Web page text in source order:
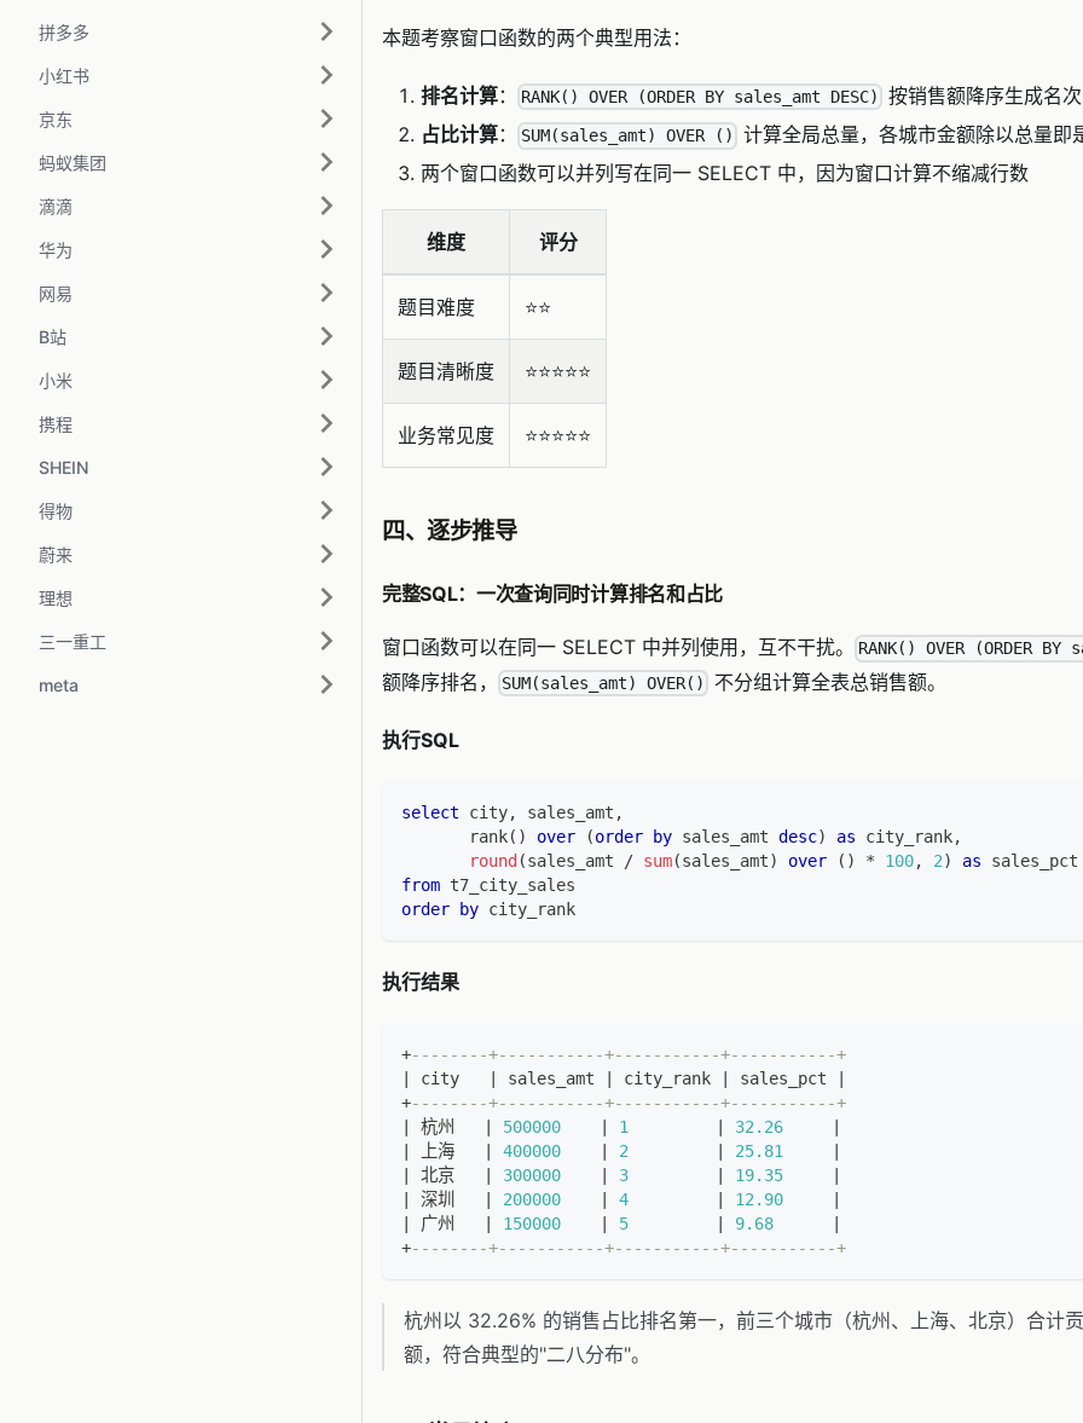
拼多多
小红书
京东
蚂蚁集团
滴滴
华为
网易
B站
小米
携程
SHEIN
得物
蔚来
理想
三一重工
meta
本题考察窗口函数的两个典型用法：
排名计算： RANK() OVER (ORDER BY sales_amt DESC)
按销售额降序生成名次
占比计算： SUM(sales_amt) OVER ()
计算全局总量，各城市金额除以总量即
两个窗口函数可以并列写在同一 SELECT 中，因为窗口计算不缩减行数
维度 评分
题目难度 ⭐️⭐️
题目清晰度 ⭐️⭐️⭐️⭐️⭐️
业务常见度 ⭐️⭐️⭐️⭐️⭐️
四、逐步推导
完整SQL：一次查询同时计算排名和占比
窗口函数可以在同一 SELECT 中并列使用，互不干扰。 RANK() OVER (ORDER BY
额降序排名， SUM(sales_amt) OVER() 不分组计算全表总销售额。
执行SQL
select city, sales_amt ,
       rank
( ) over (order by sales_amt desc) as city_rank,
round (sales_amt / sum(sales_amt) over ( ) * 100, 2) as sales_pct
from t7_city_sales
order
by city_rank
执行结果
+--------+-----------+-----------+-----------+
city sales_amt city_rank sales_pct
+--------+-----------+-----------+-----------+
杭州 500000 1 32.26
上海 400000 2 25.81
北京 300000 3 19.35
深圳 200000 4 12.90
广州 150000 5 9.68
+--------+-----------+-----------+-----------+
杭州以 32.26% 的销售占比排名第一，前三个城市（杭州、上海、北京）合计
额，符合典型的"二八分布"。